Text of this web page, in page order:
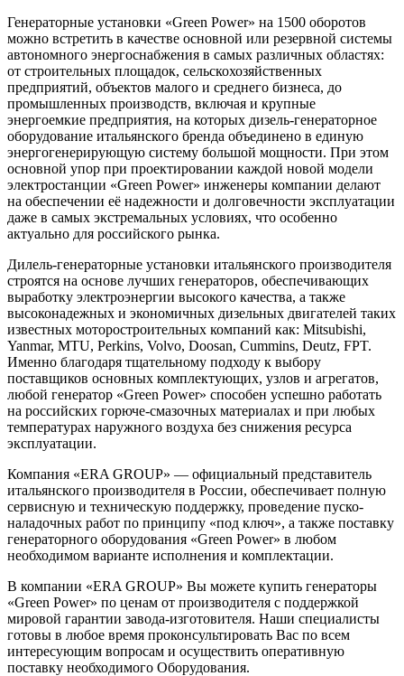
Генераторные установки «Green Power» на 1500 оборотов
можно встретить в качестве основной или резервной системы
автономного энергоснабжения в самых различных областях:
от строительных площадок, сельскохозяйственных
предприятий, объектов малого и среднего бизнеса, до
промышленных производств, включая и крупные
энергоемкие предприятия, на которых дизель-генераторное
оборудование итальянского бренда объединено в единую
энергогенерирующую систему большой мощности. При этом
основной упор при проектировании каждой новой модели
электростанции «Green Power» инженеры компании делают
на обеспечении её надежности и долговечности эксплуатации
даже в самых экстремальных условиях, что особенно
актуально для российского рынка.
Дилель-генераторные установки итальянского производителя
строятся на основе лучших генераторов, обеспечивающих
выработку электроэнергии высокого качества, а также
высоконадежных и экономичных дизельных двигателей таких
известных моторостроительных компаний как: Mitsubishi,
Yanmar, MTU, Perkins, Volvo, Doosan, Cummins, Deutz, FPT.
Именно благодаря тщательному подходу к выбору
поставщиков основных комплектующих, узлов и агрегатов,
любой генератор «Green Power» способен успешно работать
на российских горюче-смазочных материалах и при любых
температурах наружного воздуха без снижения ресурса
эксплуатации.
Компания «ERA GROUP» — официальный представитель
итальянского производителя в России, обеспечивает полную
сервисную и техническую поддержку, проведение пуско-
наладочных работ по принципу «под ключ», а также поставку
генераторного оборудования «Green Power» в любом
необходимом варианте исполнения и комплектации.
В компании «ERA GROUP» Вы можете купить генераторы
«Green Power» по ценам от производителя с поддержкой
мировой гарантии завода-изготовителя. Наши специалисты
готовы в любое время проконсультировать Вас по всем
интересующим вопросам и осуществить оперативную
поставку необходимого Оборудования.